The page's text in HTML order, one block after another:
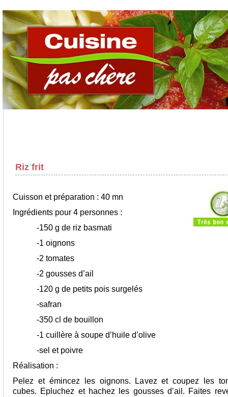
Riz frit
Cuisson et préparation : 40 mn
Ingrédients pour 4 personnes :
-150 g de riz basmati
-1 oignons
-2 tomates
-2 gousses d’ail
-120 g de petits pois surgelés
-safran
-350 cl de bouillon
-1 cuillère à soupe d’huile d’olive
-sel et poivre
Réalisation :
Pelez et émincez les oignons. Lavez et coupez les
cubes. Epluchez et hachez les gousses d’ail. Faites